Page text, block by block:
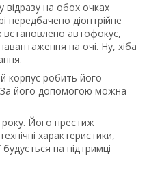
відразу на обох очках
передбачено діоптрійне
встановлено автофокус,
на очі. Ну, хіба
корпус робить його
За його допомогою можна
року. Його престиж
характеристики,
на підтримці